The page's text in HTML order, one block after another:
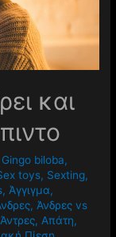
και
Gingo biloba,
toys, Sexting,
,Άγγιγμα,
,Άνδρες vs
Άντρες,Απάτη,